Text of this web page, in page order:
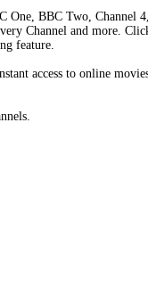
BBC Two, Channel
Channel and more.
feature.
access to online